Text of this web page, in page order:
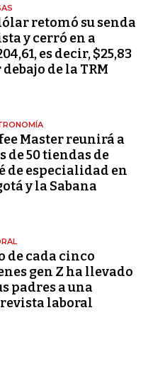
retomó su senda
y cerró en a
es decir, $25,83
de la TRM
Master reunirá a
de 50 tiendas de
de especialidad en
y la Sabana
de cada cinco
gen Z ha llevado
padres a una
laboral